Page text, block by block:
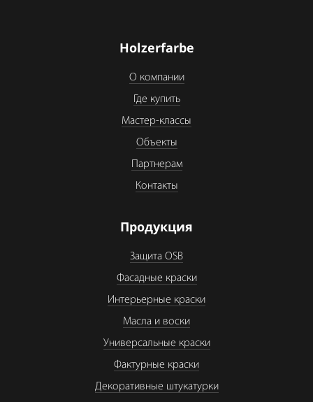
Holzerfarbe
О компании
Где купить
Мастер-классы
Объекты
Партнерам
Контакты
Продукция
Защита OSB
Фасадные краски
Интерьерные краски
Масла и воски
Универсальные краски
Фактурные краски
Декоративные штукатурки